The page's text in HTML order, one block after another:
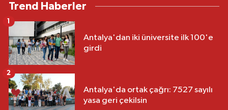
Trend Haberler
Antalya'dan iki üniversite ilk 100'e
girdi
1
Antalya'da ortak çağrı: 7527 sayılı
yasa geri çekilsin
2